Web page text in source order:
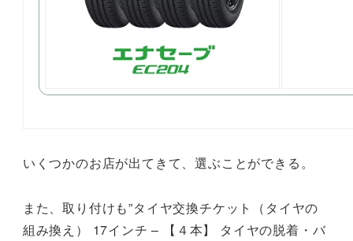
いくつかのお店が出てきて、選ぶことができる。
また、取り付けも”タイヤ交換チケット（タイヤの
組み換え） 17インチ – 【４本】 タイヤの脱着・バ